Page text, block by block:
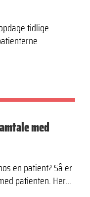
tidlige
med
en patient? Så er
patienten. Her…